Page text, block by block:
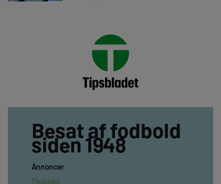
Besat af fodbold
siden 1948
Annoncer
Mediekit